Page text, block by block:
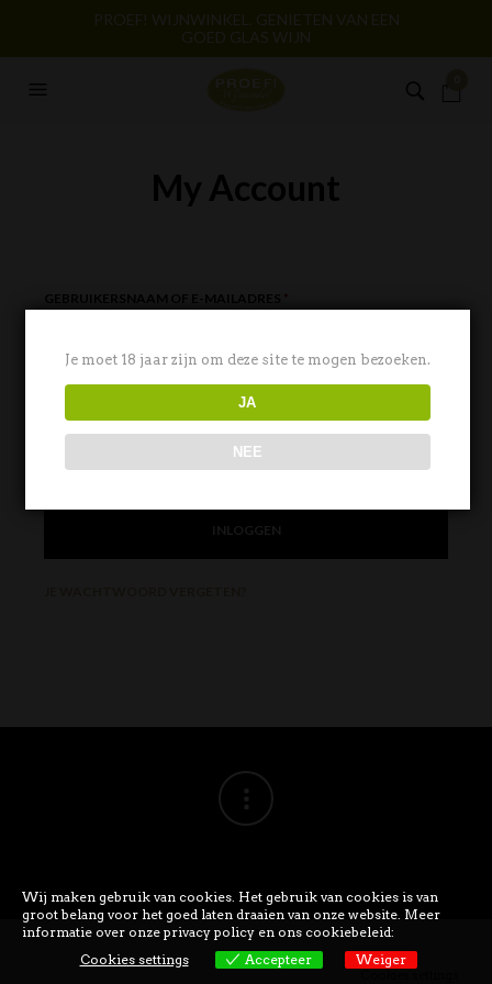
PROEF! WIJNWINKEL. GENIETEN VAN EEN
GOED GLAS WIJN
My Account
GEBRUIKERSNAAM OF E-MAILADRES
WACHTWOORD*VEREIST
ONTHOUDEN
INLOGGEN
Wij maken gebruik van cookies. Het gebruik van cookies is van
groot belang voor het goed laten draaien van onze website. Meer
informatie over onze privacy policy en ons cookiebeleid:
Cookies settings
Accepteer Weiger
Je moet 18 jaar zijn om deze site te mogen bezoeken.
JA
NEE